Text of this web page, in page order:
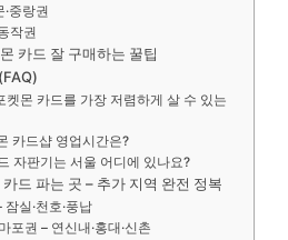
·중랑권
작권
카드 잘 구매하는 꿀팁
켓몬 카드를 가장 저렴하게 살 수 있는
카드샵 영업시간은?
자판기는 서울 어디에 있나요?
드 파는 곳 – 추가 지역 완전 정복
잠실·천호·풍납
포권 – 연신내·홍대·신촌